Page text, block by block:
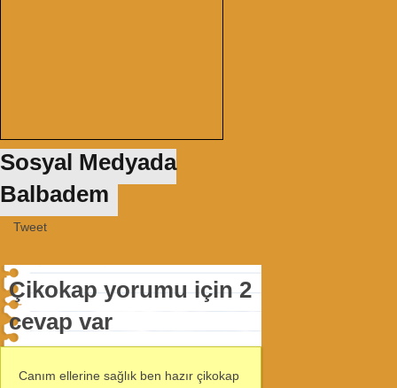
Sosyal Medyada
Balbadem
Tweet
Çikokap yorumu için 2
cevap var
Canım ellerine sağlık ben hazır çikokap